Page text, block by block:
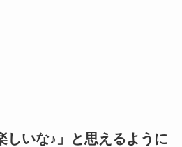
しいな♪」と思えるように